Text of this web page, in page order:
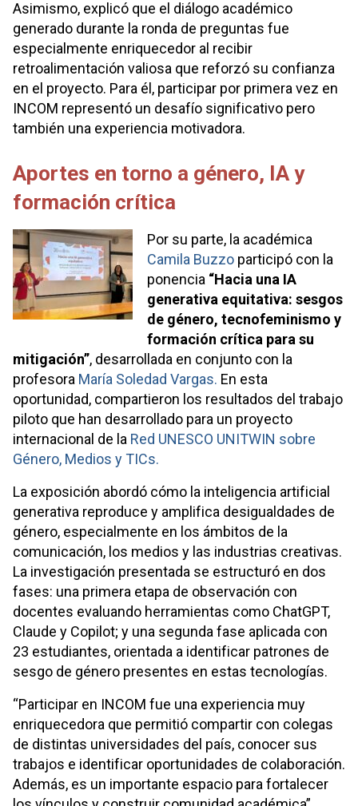
Asimismo, explicó que el diálogo académico
generado durante la ronda de preguntas fue
especialmente enriquecedor al recibir
retroalimentación valiosa que reforzó su confianza
en el proyecto. Para él, participar por primera vez en
INCOM representó un desafío significativo pero
también una experiencia motivadora.
Aportes en torno a género, IA y
formación crítica
Por su parte, la académica
Camila Buzzo participó con la
ponencia “Hacia una IA
generativa equitativa: sesgos
de género, tecnofeminismo y
formación crítica para su
mitigación”, desarrollada en conjunto con la
profesora María Soledad Vargas. En esta
oportunidad, compartieron los resultados del trabajo
piloto que han desarrollado para un proyecto
internacional de la Red UNESCO UNITWIN sobre
Género, Medios y TICs.
La exposición abordó cómo la inteligencia artificial
generativa reproduce y amplifica desigualdades de
género, especialmente en los ámbitos de la
comunicación, los medios y las industrias creativas.
La investigación presentada se estructuró en dos
fases: una primera etapa de observación con
docentes evaluando herramientas como ChatGPT,
Claude y Copilot; y una segunda fase aplicada con
23 estudiantes, orientada a identificar patrones de
sesgo de género presentes en estas tecnologías.
“Participar en INCOM fue una experiencia muy
enriquecedora que permitió compartir con colegas
de distintas universidades del país, conocer sus
trabajos e identificar oportunidades de colaboración.
Además, es un importante espacio para fortalecer